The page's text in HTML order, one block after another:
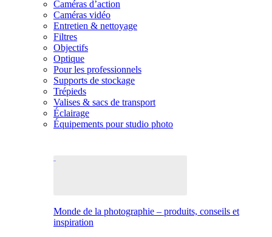
Caméras d’action
Caméras vidéo
Entretien & nettoyage
Filtres
Objectifs
Optique
Pour les professionnels
Supports de stockage
Trépieds
Valises & sacs de transport
Éclairage
Équipements pour studio photo
Monde de la photographie – produits, conseils et
inspiration